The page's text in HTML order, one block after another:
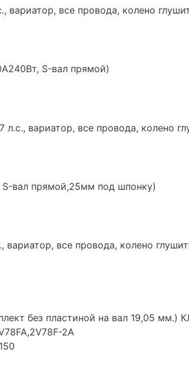
вариатор, все провода, колено
S-вал прямой)
л.с., вариатор, все провода, колено
S-вал прямой,25мм под шпонку)
все провода, колено
без пластиной на вал 19,05 мм.)
2A